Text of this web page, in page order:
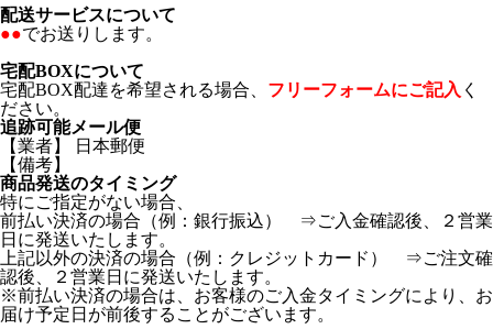
配送サービスについて
●●でお送りします。
宅配BOXについて
宅配BOX配達を希望される場合、 フリーフォームにご記入 く
ださい。
追跡可能メール便
【業者】 日本郵便
【備考】
商品発送のタイミング
特にご指定がない場合、
前払い決済の場合（例：銀行振込） ⇒ご入金確認後、２営業
日に発送いたします。
上記以外の決済の場合（例：クレジットカード） ⇒ご注文確
認後、２営業日に発送いたします。
※前払い決済の場合は、お客様のご入金タイミングにより、お
届け予定日が前後することがございます。